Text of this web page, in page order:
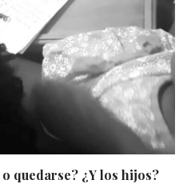
quedarse? ¿Y los hijos?